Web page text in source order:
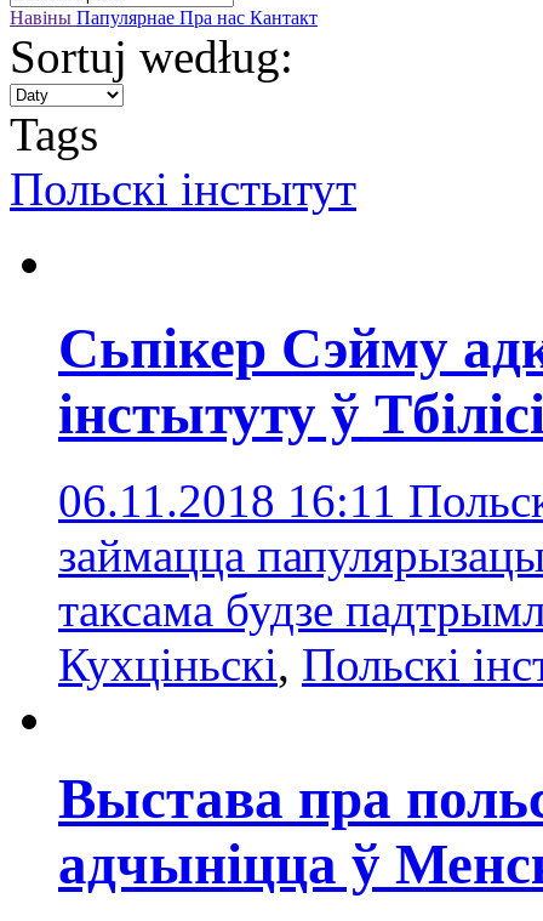
Навіны Папулярнае Пра нас Кантакт
Sortuj według:
Tags
Польскі інстытут
Сьпікер Сэйму
інстытуту ў
06.11.2018 16:11
займацца
таксама будзе
Кухціньскі, Польскі
Выстава пра
адчыніцца ў